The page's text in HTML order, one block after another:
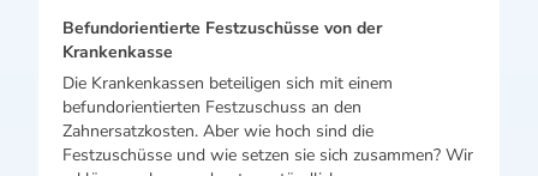
Befundorientierte Festzuschüsse von der
Krankenkasse
Die Krankenkassen beteiligen sich mit einem
befundorientierten Festzuschuss an den
Zahnersatzkosten. Aber wie hoch sind die
Festzuschüsse und wie setzen sie sich zusammen? Wir